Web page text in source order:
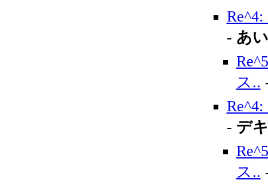
- あ
ス..
- デ
ス..